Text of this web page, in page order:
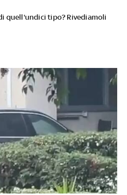
quell'undici tipo? Rivediamoli